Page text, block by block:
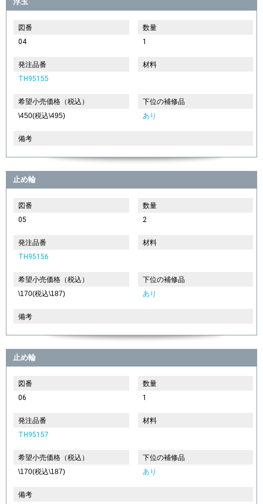
図番
04
数量
1
発注品番
TH95155
材料
希望小売価格（税込）
\450(税込\495)
下位の補修品
あり
備考
止め輪
図番
05
数量
2
発注品番
TH95156
材料
希望小売価格（税込）
\170(税込\187)
下位の補修品
あり
備考
止め輪
図番
06
数量
1
発注品番
TH95157
材料
希望小売価格（税込）
\170(税込\187)
下位の補修品
あり
備考